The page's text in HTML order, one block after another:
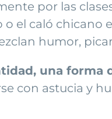
por las
el caló chicano
humor,
una forma
con astucia y